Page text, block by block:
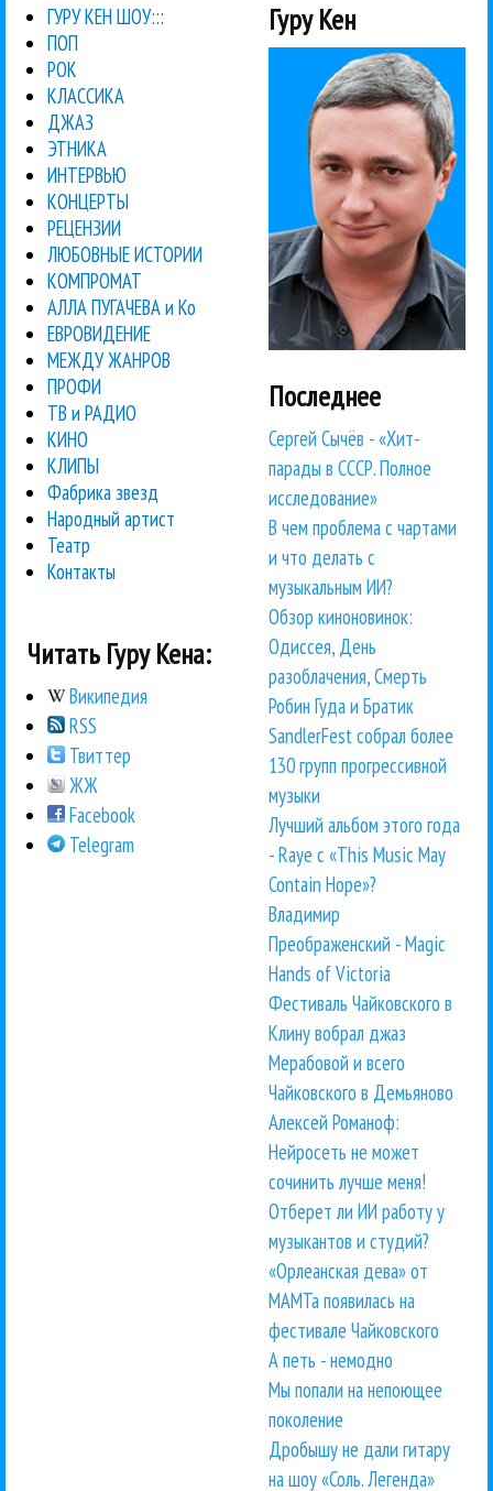
ГУРУ КЕН ШОУ:::
ПОП
РОК
КЛАССИКА
ДЖАЗ
ЭТНИКА
ИНТЕРВЬЮ
КОНЦЕРТЫ
РЕЦЕНЗИИ
ЛЮБОВНЫЕ ИСТОРИИ
КОМПРОМАТ
АЛЛА ПУГАЧЕВА и Ко
ЕВРОВИДЕНИЕ
МЕЖДУ ЖАНРОВ
ПРОФИ
ТВ и РАДИО
КИНО
КЛИПЫ
Фабрика звезд
Народный артист
Театр
Контакты
Читать Гуру Кена:
Википедия
RSS
Твиттер
ЖЖ
Facebook
Telegram
Гуру Кен
Последнее
Сергей Сычёв - «Хит-
парады в СССР. Полное
исследование»
В чем проблема с чартами
и что делать с
музыкальным ИИ?
Обзор киноновинок:
Одиссея, День
разоблачения, Смерть
Робин Гуда и Братик
SandlerFest собрал более
130 групп прогрессивной
музыки
Лучший альбом этого года
- Raye с «This Music May
Contain Hope»?
Владимир
Преображенский - Magic
Hands of Victoria
Фестиваль Чайковского в
Клину вобрал джаз
Мерабовой и всего
Чайковского в Демьяново
Алексей Романоф:
Нейросеть не может
сочинить лучше меня!
Отберет ли ИИ работу у
музыкантов и студий?
«Орлеанская дева» от
МАМТа появилась на
фестивале Чайковского
А петь - немодно
Мы попали на непоющее
поколение
Дробышу не дали гитару
на шоу «Соль. Легенда»